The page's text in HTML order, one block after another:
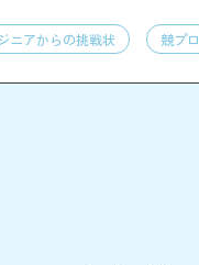
ニアからの挑戦状 競プロ